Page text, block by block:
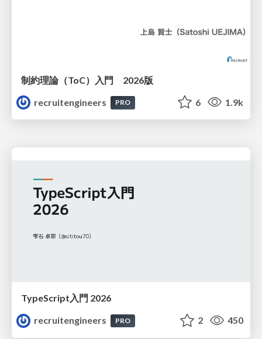
制約理論（ToC）入門 2026版
recruitengineers
PRO 6 1.9k
TypeScript入門 2026
recruitengineers
PRO 2 450